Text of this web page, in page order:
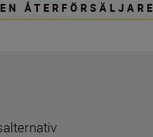
ÅTERFÖRSÄLJARE